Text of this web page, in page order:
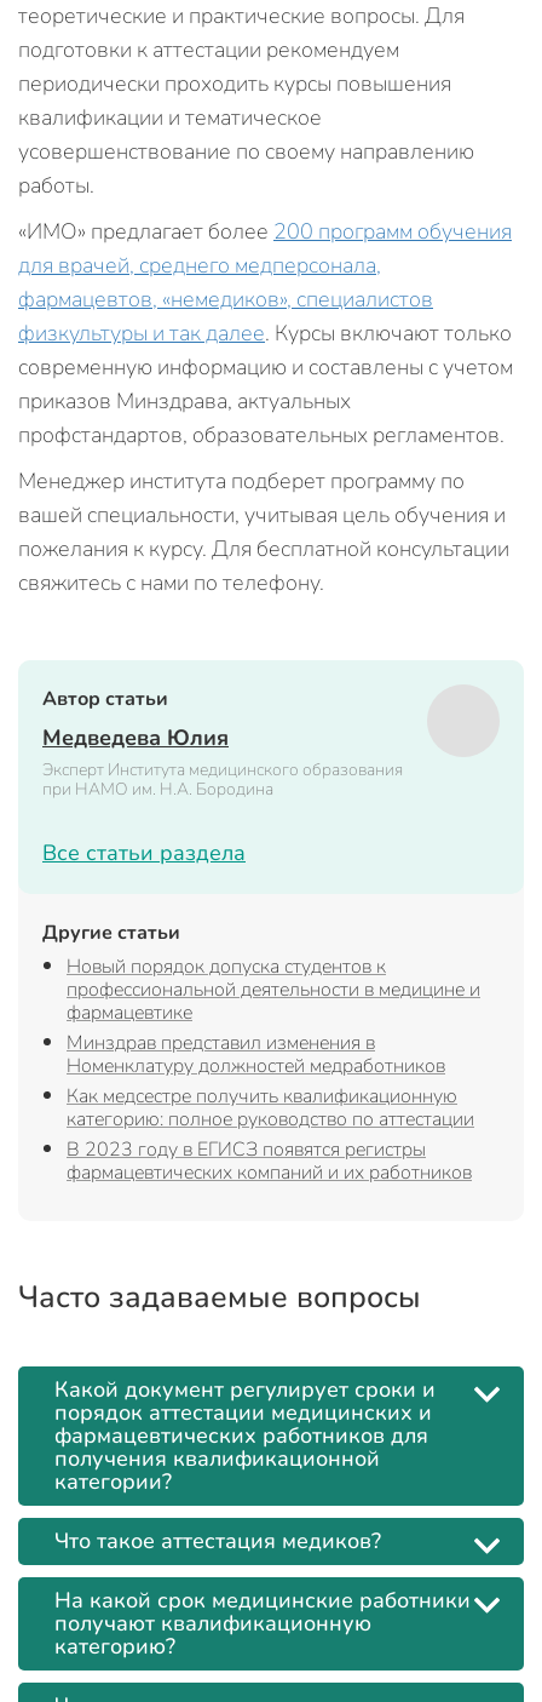
теоретические и практические вопросы. Для
подготовки к аттестации рекомендуем
периодически проходить курсы повышения
квалификации и тематическое
усовершенствование по своему направлению
работы.
«ИМО» предлагает более 200 программ обучения
для врачей, среднего медперсонала,
фармацевтов, «немедиков», специалистов
физкультуры и так далее. Курсы включают только
современную информацию и составлены с учетом
приказов Минздрава, актуальных
профстандартов, образовательных регламентов.
Менеджер института подберет программу по
вашей специальности, учитывая цель обучения и
пожелания к курсу. Для бесплатной консультации
свяжитесь с нами по телефону.
Автор статьи
Медведева Юлия
Эксперт Института медицинского образования
при НАМО им. Н.А. Бородина
Все статьи раздела
Другие статьи
Новый порядок допуска студентов к
профессиональной деятельности в медицине и
фармацевтике
Минздрав представил изменения в
Номенклатуру должностей медработников
Как медсестре получить квалификационную
категорию: полное руководство по аттестации
В 2023 году в ЕГИСЗ появятся регистры
фармацевтических компаний и их работников
Часто задаваемые вопросы
Какой документ регулирует сроки и
порядок аттестации медицинских и
фармацевтических работников для
получения квалификационной
категории?
Что такое аттестация медиков?
На какой срок медицинские работники
получают квалификационную
категорию?